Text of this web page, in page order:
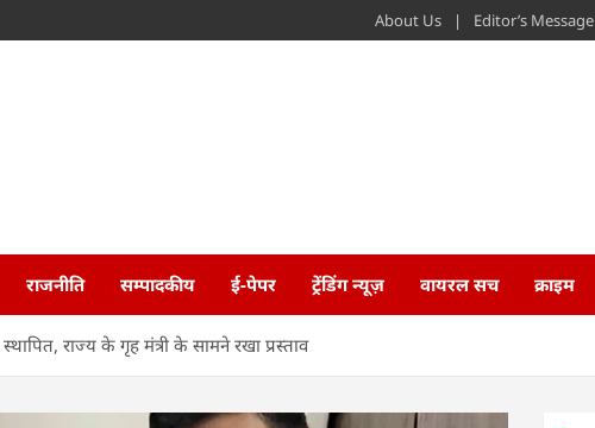
About Us Editor’s Message
राजनीति सम्पादकीय ई-पेपर ट्रेंडिंग न्यूज़ वायरल सच क्राइम
राज्य के गृह मंत्री के सामने रखा प्रस्ताव